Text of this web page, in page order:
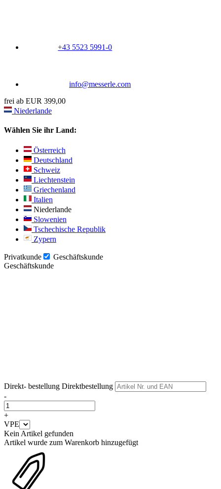
+43 5523 5991-0
info@messerle.com
frei ab EUR 399,00
Niederlande
Wählen Sie ihr Land:
Österreich
Deutschland
Schweiz
Liechtenstein
Griechenland
Italien
Niederlande
Slowenien
Tschechische Republik
Zypern
Privatkunde
Geschäftskunde
Geschäftskunde
Direkt- bestellung Direktbestellung
-
+
VPE
Kein Artikel gefunden
Artikel wurde zum Warenkorb hinzugefügt